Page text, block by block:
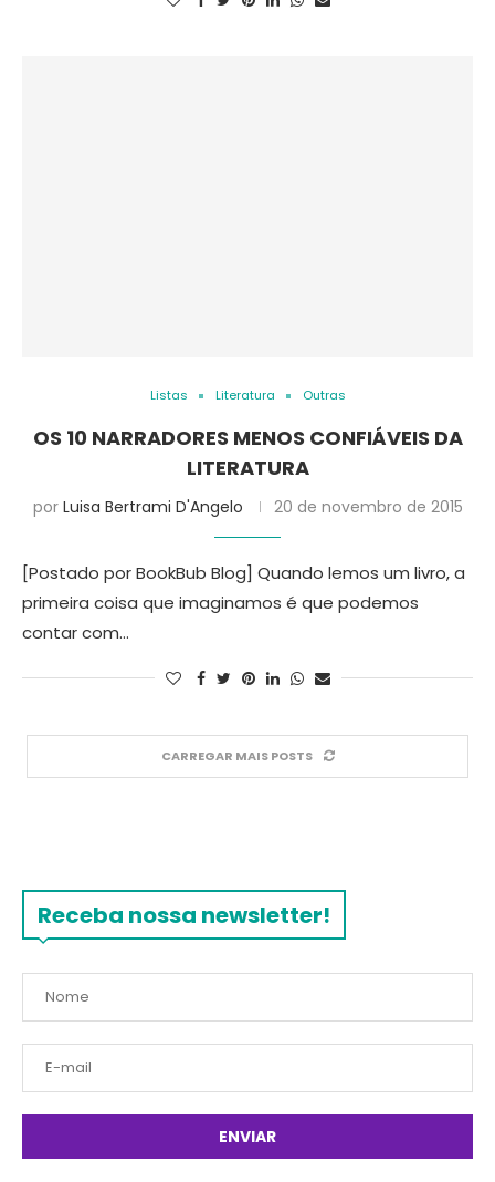
Listas Literatura Outras
OS 10 NARRADORES MENOS CONFIÁVEIS DA
LITERATURA
por Luisa Bertrami D'Angelo 20 de novembro de 2015
[Postado por BookBub Blog] Quando lemos um livro, a
primeira coisa que imaginamos é que podemos
contar com…
CARREGAR MAIS POSTS
Receba nossa newsletter!